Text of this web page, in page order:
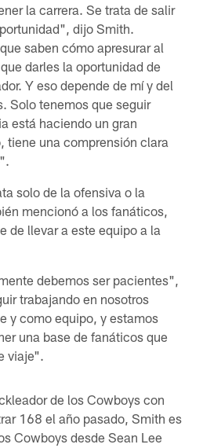
la carrera. Se trata de salir
dijo Smith.
saben cómo apresurar al
darles la oportunidad de
Y eso depende de mí y del
Solo tenemos que seguir
está haciendo un gran
tiene una comprensión clara
solo de la ofensiva o la
mencionó a los fanáticos,
de llevar a este equipo a la
debemos ser pacientes",
trabajando en nosotros
y como equipo, y estamos
una base de fanáticos que
viaje".
de los Cowboys con
168 el año pasado, Smith es
Cowboys desde Sean Lee